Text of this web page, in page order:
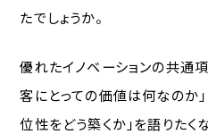
たでしょうか。
優れたイノベーションの共通項
客にとっての価値は何なのか
位性をどう築くか」を語りたく